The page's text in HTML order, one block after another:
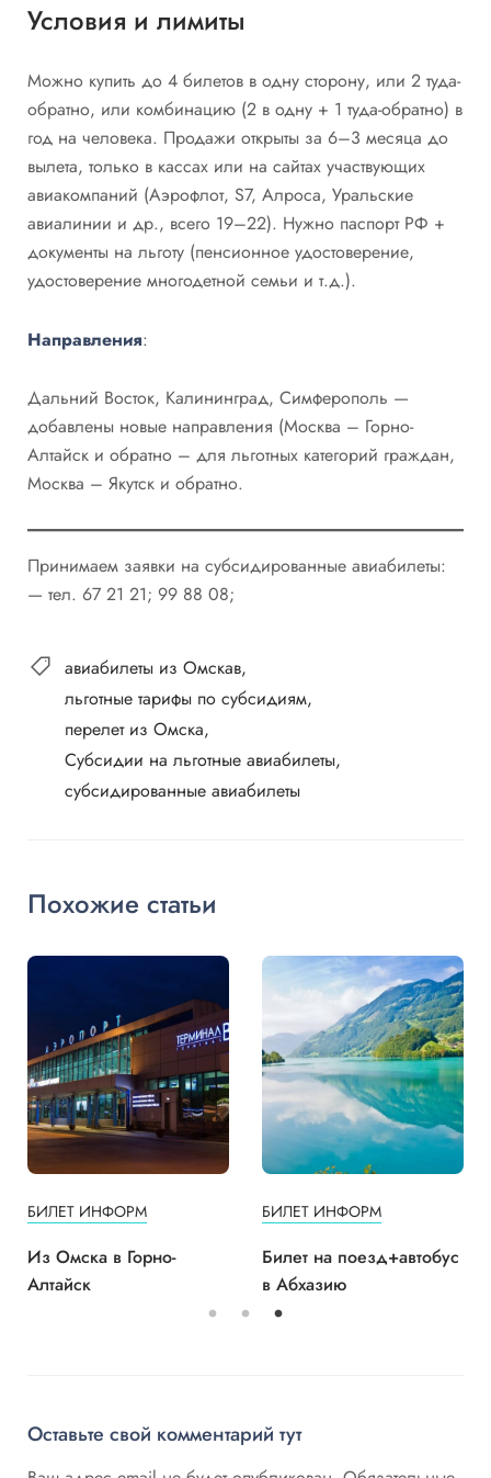
Условия и лимиты
Можно купить до 4 билетов в одну сторону, или 2 туда-
обратно, или комбинацию (2 в одну + 1 туда-обратно) в
год на человека. Продажи открыты за 6–3 месяца до
вылета, только в кассах или на сайтах участвующих
авиакомпаний (Аэрофлот, S7, Алроса, Уральские
авиалинии и др., всего 19–22). Нужно паспорт РФ +
документы на льготу (пенсионное удостоверение,
удостоверение многодетной семьи и т.д.).
Направления:
Дальний Восток, Калининград, Симферополь —
добавлены новые направления (Москва – Горно-
Алтайск и обратно – для льготных категорий граждан,
Москва – Якутск и обратно.
Принимаем заявки на субсидированные авиабилеты:
— тел. 67 21 21; 99 88 08;
авиабилеты из Омскав
льготные тарифы по субсидиям
перелет из Омска
Субсидии на льготные авиабилеты
субсидированные авиабилеты
Похожие статьи
БИЛЕТ ИНФОРМ
Из Омска в Горно-
Алтайск
БИЛЕТ ИНФОРМ
Билет на поезд+автобус
в Абхазию
Оставьте свой комментарий тут